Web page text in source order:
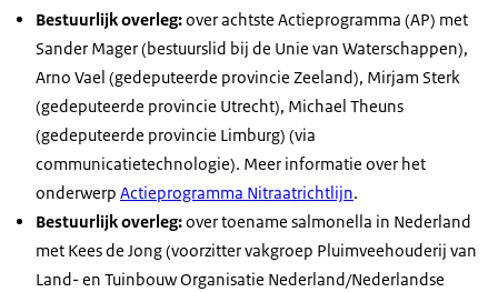
Bestuurlijk overleg:over achtste Actieprogramma (AP) met
Sander Mager (bestuurslid bij de Unie van Waterschappen),
Arno Vael (gedeputeerde provincie Zeeland), Mirjam Sterk
(gedeputeerde provincie Utrecht), Michael Theuns
(gedeputeerde provincie Limburg) (via
communicatietechnologie). Meer informatie over het
onderwerp Actieprogramma Nitraatrichtlijn.
Bestuurlijk overleg:over toename salmonella in Nederland
met Kees de Jong (voorzitter vakgroep Pluimveehouderij van
Land- en Tuinbouw Organisatie Nederland/Nederlandse